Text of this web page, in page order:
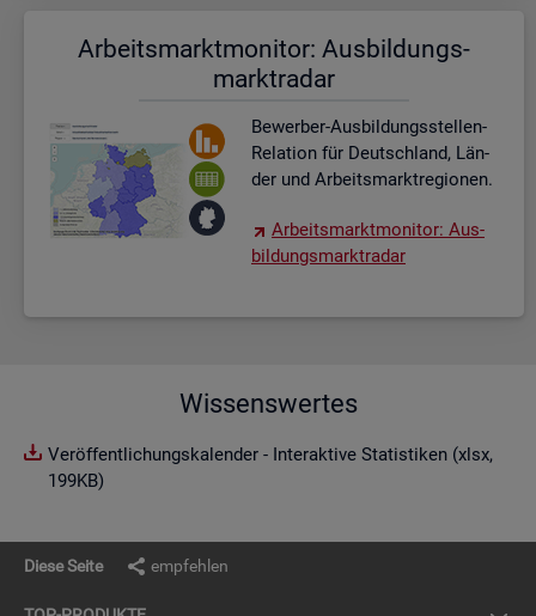
Ar­beits­markt­mo­ni­tor: Aus­bil­dungs­
markt­ra­dar
Be­wer­ber-Aus­bil­dungs­stel­len-
Re­la­ti­on für Deutsch­land, Län­
der und Ar­beits­markt­re­gio­nen.
Ar­beits­markt­mo­ni­tor: Aus­
bil­dungs­markt­ra­dar
Wissenswertes
Veröffentlichungskalender - Interaktive Statistiken (xlsx,
199KB)
Diese Seite empfehlen